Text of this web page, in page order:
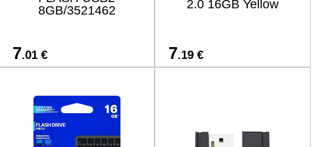
8GB/3521462
7.01 €
2.0 16GB Yellow
7.19 €